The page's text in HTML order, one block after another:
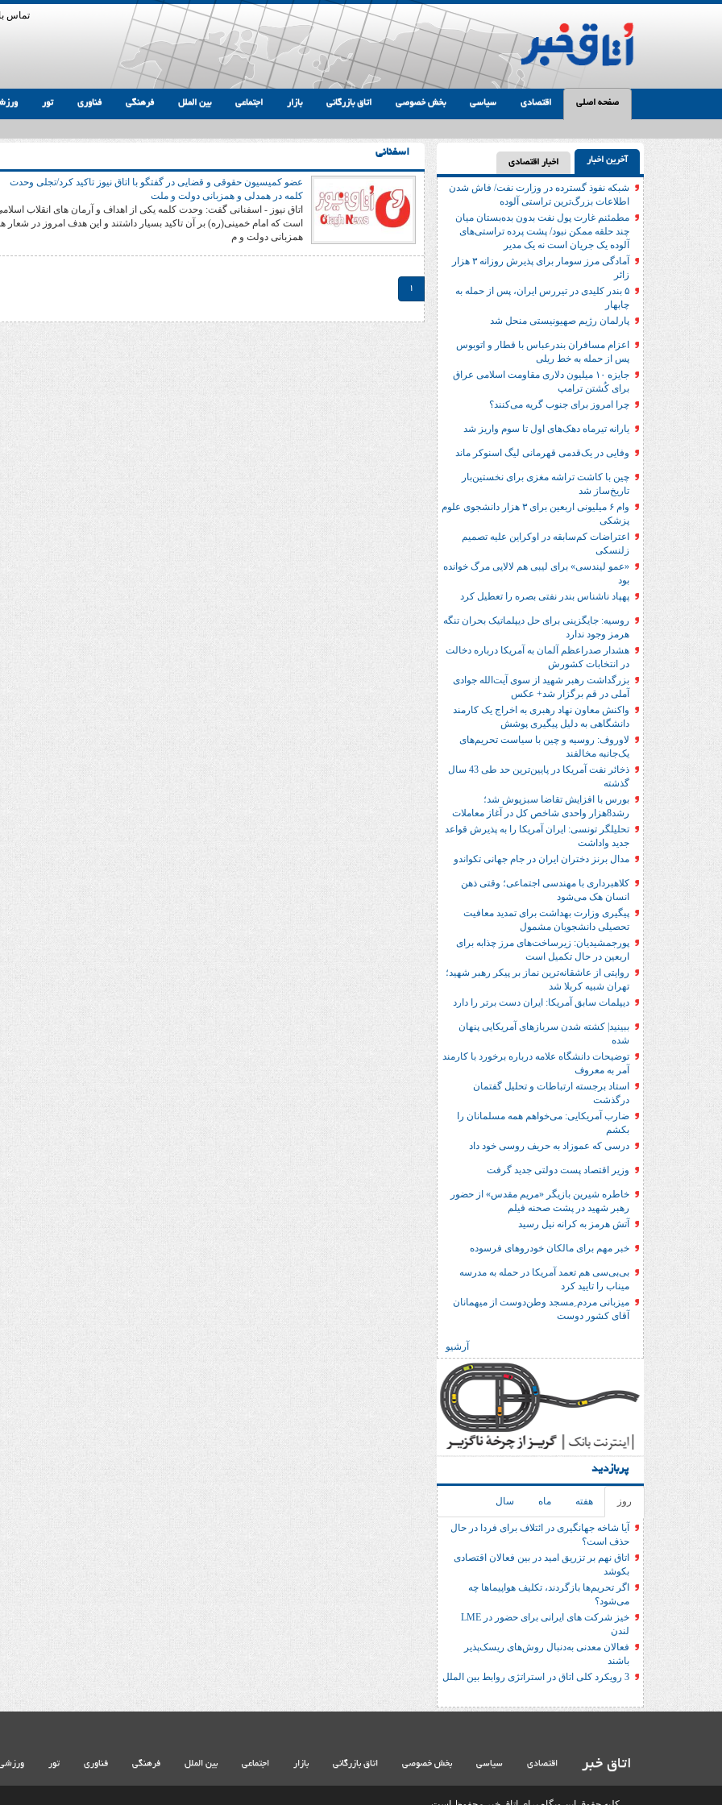
تماس
صفحه اصلی اقتصادی سیاسی بخش خصوصی اتاق بازرگانی بازار اجتماعی بین الملل فرهنگی فناوری تور
آخرین اخبار اخبار اقتصادی
شبکه نفوذ گسترده در وزارت نفت/ فاش شدن
اطلاعات بزرگ‌ترین تراستی‌ آلوده
مطمئنم غارت پول نفت بدون بده‌بستان میان
چند حلقه ممکن نبود/ پشت پرده تراستی‌‌های
آلوده یک جریان است نه یک مدیر
آمادگی مرز سومار برای پذیرش روزانه ۳ هزار
زائر
۵ بندر کلیدی در تیررس ایران، پس از حمله به
چابهار
پارلمان رژیم صهیونیستی منحل شد
اعزام مسافران بندرعباس با قطار و اتوبوس
پس از حمله به خط ریلی
جایزه ۱۰ میلیون دلاری مقاومت اسلامی عراق
برای کُشتن ترامپ
چرا امروز برای جنوب گریه می‌کنند؟
یارانه تیرماه دهک‌های اول تا سوم واریز شد
وفایی در یک‎‌قدمی قهرمانی لیگ اسنوکر ماند
چین با کاشت تراشه مغزی برای نخستین‌بار
تاریخ‌ساز شد
وام ۶ میلیونی اربعین برای ۳ هزار دانشجوی علوم
پزشکی
اعتراضات کم‌سابقه در اوکراین علیه تصمیم
زلنسکی
«عمو لیندسی» برای لیبی هم لالایی مرگ خوانده
بود
پهپاد ناشناس بندر نفتی بصره را تعطیل کرد
روسیه: جایگزینی برای حل‌ دیپلماتیک بحران تنگه
هرمز وجود ندارد
هشدار صدراعظم آلمان به آمریکا درباره دخالت
در انتخابات کشورش
بزرگداشت رهبر شهید از سوی آیت‌الله جوادی
آملی در قم برگزار شد+ عکس
واکنش معاون نهاد رهبری به اخراج یک کارمند
دانشگاهی به دلیل پیگیری پوشش
لاوروف: روسیه و چین با سیاست تحریم‌های
یک‌جانبه مخالفند
ذخائر نفت آمریکا در پایین‌ترین حد طی 43 سال
گذشته
بورس با افزایش تقاضا سبزپوش شد؛
رشد8هزار واحدی شاخص کل در آغاز معاملات
تحلیلگر تونسی: ایران آمریکا را به پذیرش قواعد
جدید واداشت
مدال برنز دختران ایران در جام جهانی تکواندو
کلاهبرداری با مهندسی اجتماعی؛ وقتی ذهن
انسان هک می‌شود
پیگیری وزارت بهداشت برای تمدید معافیت
تحصیلی دانشجویان مشمول
پورجمشیدیان: زیرساخت‌های مرز چذابه برای
اربعین در حال تکمیل است
روایتی از عاشقانه‌ترین نماز بر پیکر رهبر شهید؛‌
تهران‌ شبیه کربلا شد
دیپلمات سابق آمریکا: ایران دست برتر را دارد
ببینید| کشته شدن سربازهای آمریکایی پنهان
شده
توضیحات دانشگاه علامه درباره برخورد با کارمند
آمر به معروف
استاد برجسته ارتباطات و تحلیل گفتمان
درگذشت
ضارب آمریکایی: می‌خواهم همه مسلمانان را
بکشم
درسی که عموزاد به حریف روسی خود داد
وزیر اقتصاد پست دولتی جدید گرفت
خاطره شیرین بازیگر «مریم مقدس» از حضور
رهبر شهید در پشت صحنه فیلم
آتش هرمز به کرانه نیل رسید
خبر مهم برای مالکان خودروهای فرسوده
بی‌بی‌سی هم تعمد آمریکا در حمله به مدرسه
میناب را تایید کرد
میزبانی مردم ِمسجد وطن‌دوست از میهمانان
آقای کشور دوست
آرشیو
پربازدید
روز هفته ماه سال
آیا شاخه جهانگیری در ائتلاف برای فردا در حال
حذف است؟
اتاق نهم بر تزریق امید در بین فعالان اقتصادی
بکوشد
اگر تحریم‌ها بازگردند، تکلیف هواپیماها چه
می‌شود؟
خیز شرکت های ایرانی برای حضور در LME
لندن
فعالان معدنی به‌دنبال روش‌های ریسک‌پذیر
باشند
3 رویکرد کلی اتاق در استراتژی روابط بین الملل
اسفنانی
عضو کمیسیون حقوقی و قضایی در گفتگو با اتاق نیوز تاکید کرد/تجلی وحدت
کلمه در همدلی و همزبانی دولت و ملت
اتاق نیوز - اسفنانی گفت: وحدت کلمه یکی از اهداف و آرمان های انقلاب
است که امام خمینی(ره) بر آن تاکید بسیار داشتند و این هدف امروز در شعار
همزبانی دولت و م
1
اتاق خبر اقتصادی سیاسی بخش خصوصی اتاق بازرگانی بازار اجتماعی بین الملل فرهنگی فناوری تور